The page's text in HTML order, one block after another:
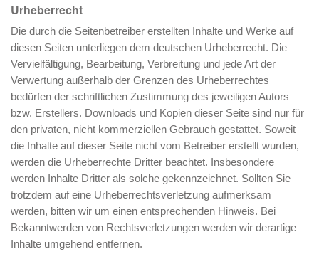
Urheberrecht
Die durch die Seitenbetreiber erstellten Inhalte und Werke auf
diesen Seiten unterliegen dem deutschen Urheberrecht. Die
Vervielfältigung, Bearbeitung, Verbreitung und jede Art der
Verwertung außerhalb der Grenzen des Urheberrechtes
bedürfen der schriftlichen Zustimmung des jeweiligen Autors
bzw. Erstellers. Downloads und Kopien dieser Seite sind nur für
den privaten, nicht kommerziellen Gebrauch gestattet. Soweit
die Inhalte auf dieser Seite nicht vom Betreiber erstellt wurden,
werden die Urheberrechte Dritter beachtet. Insbesondere
werden Inhalte Dritter als solche gekennzeichnet. Sollten Sie
trotzdem auf eine Urheberrechtsverletzung aufmerksam
werden, bitten wir um einen entsprechenden Hinweis. Bei
Bekanntwerden von Rechtsverletzungen werden wir derartige
Inhalte umgehend entfernen.